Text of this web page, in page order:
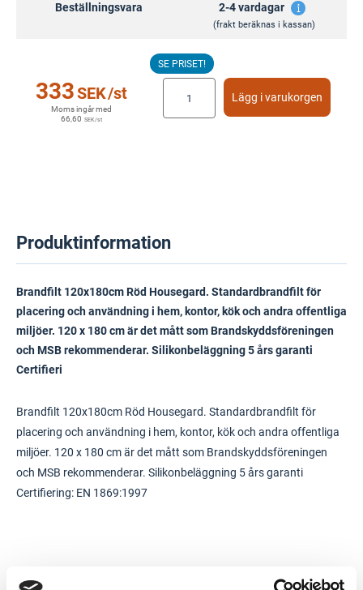
Beställningsvara
2-4 vardagar
(frakt beräknas i kassan)
SE PRISET!
333SEK/st
Moms ingår med
66,60 SEK/st
Lägg i varukorgen
Produktinformation
Brandfilt 120x180cm Röd Housegard. Standardbrandfilt för
placering och användning i hem, kontor, kök och andra offentliga
miljöer. 120 x 180 cm är det mått som Brandskyddsföreningen
och MSB rekommenderar. Silikonbeläggning 5 års garanti
Certifieri
Brandfilt 120x180cm Röd Housegard. Standardbrandfilt för
placering och användning i hem, kontor, kök och andra offentliga
miljöer. 120 x 180 cm är det mått som Brandskyddsföreningen
och MSB rekommenderar. Silikonbeläggning 5 års garanti
Certifiering: EN 1869:1997
Typ